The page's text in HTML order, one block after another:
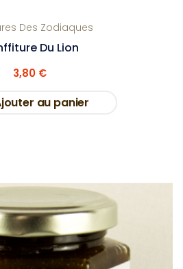
Des Zodiaques
Du Lion
3,80 €
au panier